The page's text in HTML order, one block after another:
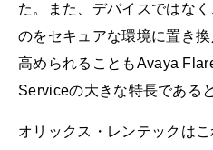
た。また、デバイスではな
のをセキュアな環境に置き
高められることもAvaya
Serviceの大きな特長である
オリックス・レンテックは